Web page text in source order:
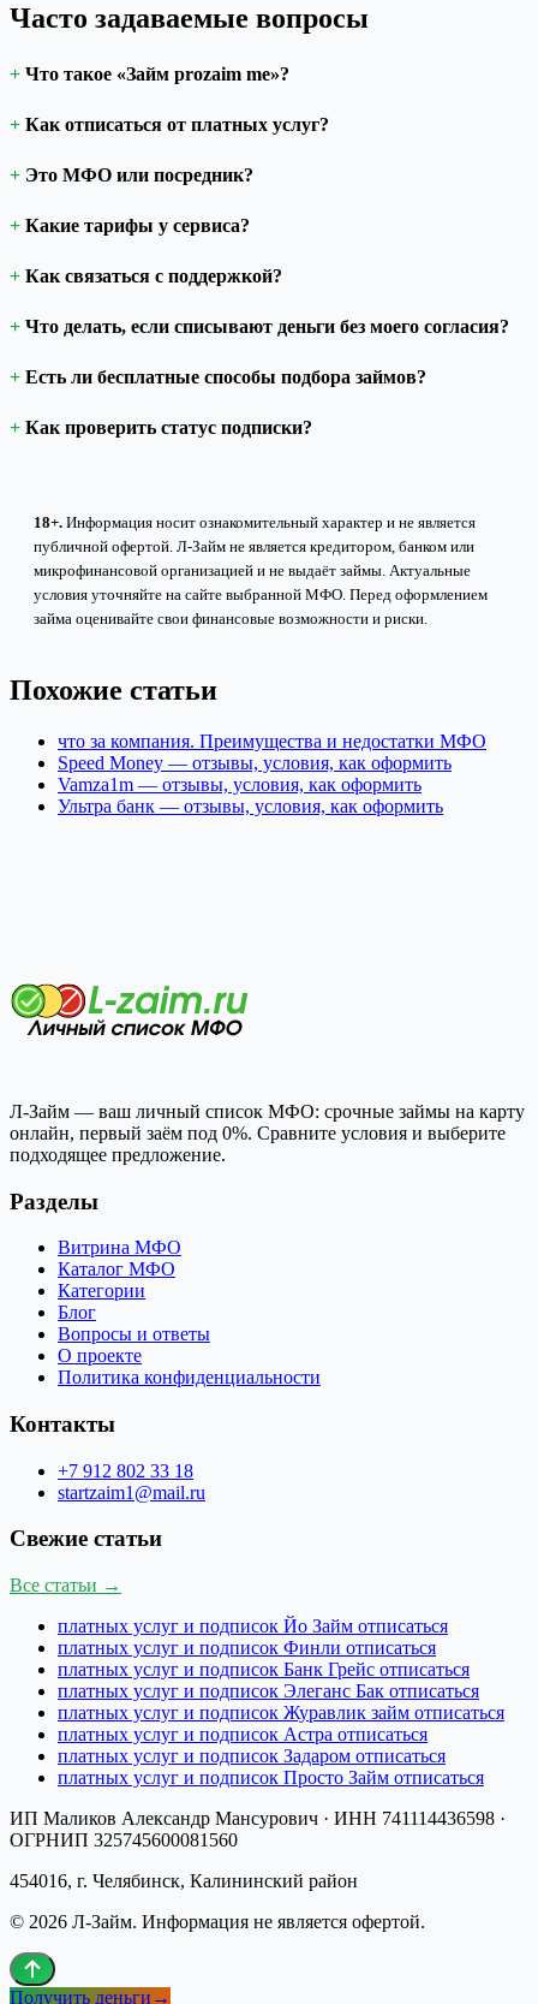
Часто задаваемые вопросы
Что такое «Займ prozaim me»?
Как отписаться от платных услуг?
Это МФО или посредник?
Какие тарифы у сервиса?
Как связаться с поддержкой?
Что делать, если списывают деньги без моего согласия?
Есть ли бесплатные способы подбора займов?
Как проверить статус подписки?
18+. Информация носит ознакомительный характер и не является
публичной офертой. Л-Займ не является кредитором, банком или
микрофинансовой организацией и не выдаёт займы. Актуальные
условия уточняйте на сайте выбранной МФО. Перед оформлением
займа оценивайте свои финансовые возможности и риски.
Похожие статьи
что за компания. Преимущества и недостатки МФО
Speed Money — отзывы, условия, как оформить
Vamza1m — отзывы, условия, как оформить
Ультра банк — отзывы, условия, как оформить
Л-Займ — ваш личный список МФО: срочные займы на карту
онлайн, первый заём под 0%. Сравните условия и выберите
подходящее предложение.
Разделы
Витрина МФО
Каталог МФО
Категории
Блог
Вопросы и ответы
О проекте
Политика конфиденциальности
Контакты
+7 912 802 33 18
startzaim1@mail.ru
Свежие статьи
Все статьи →
платных услуг и подписок Йо Займ отписаться
платных услуг и подписок Финли отписаться
платных услуг и подписок Банк Грейс отписаться
платных услуг и подписок Элеганс Бак отписаться
платных услуг и подписок Журавлик займ отписаться
платных услуг и подписок Астра отписаться
платных услуг и подписок Задаром отписаться
платных услуг и подписок Просто Займ отписаться
ИП Маликов Александр Мансурович · ИНН 741114436598 ·
ОГРНИП 325745600081560
454016, г. Челябинск, Калининский район
© 2026 Л-Займ. Информация не является офертой.
Получить деньги →